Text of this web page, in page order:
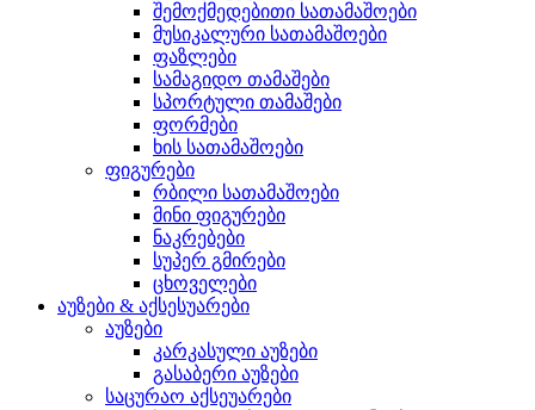
შემოქმედებითი სათამაშოები
მუსიკალური სათამაშოები
ფაზლები
სამაგიდო თამაშები
სპორტული თამაშები
ფორმები
ხის სათამაშოები
ფიგურები
რბილი სათამაშოები
მინი ფიგურები
ნაკრებები
სუპერ გმირები
ცხოველები
აუზები & აქსესუარები
აუზები
კარკასული აუზები
გასაბერი აუზები
საცურაო აქსეუარები